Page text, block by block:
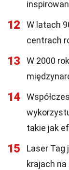
12
W latach
centrach
13
W 2000
14
takie jak
15
Laser Tag
krajach na